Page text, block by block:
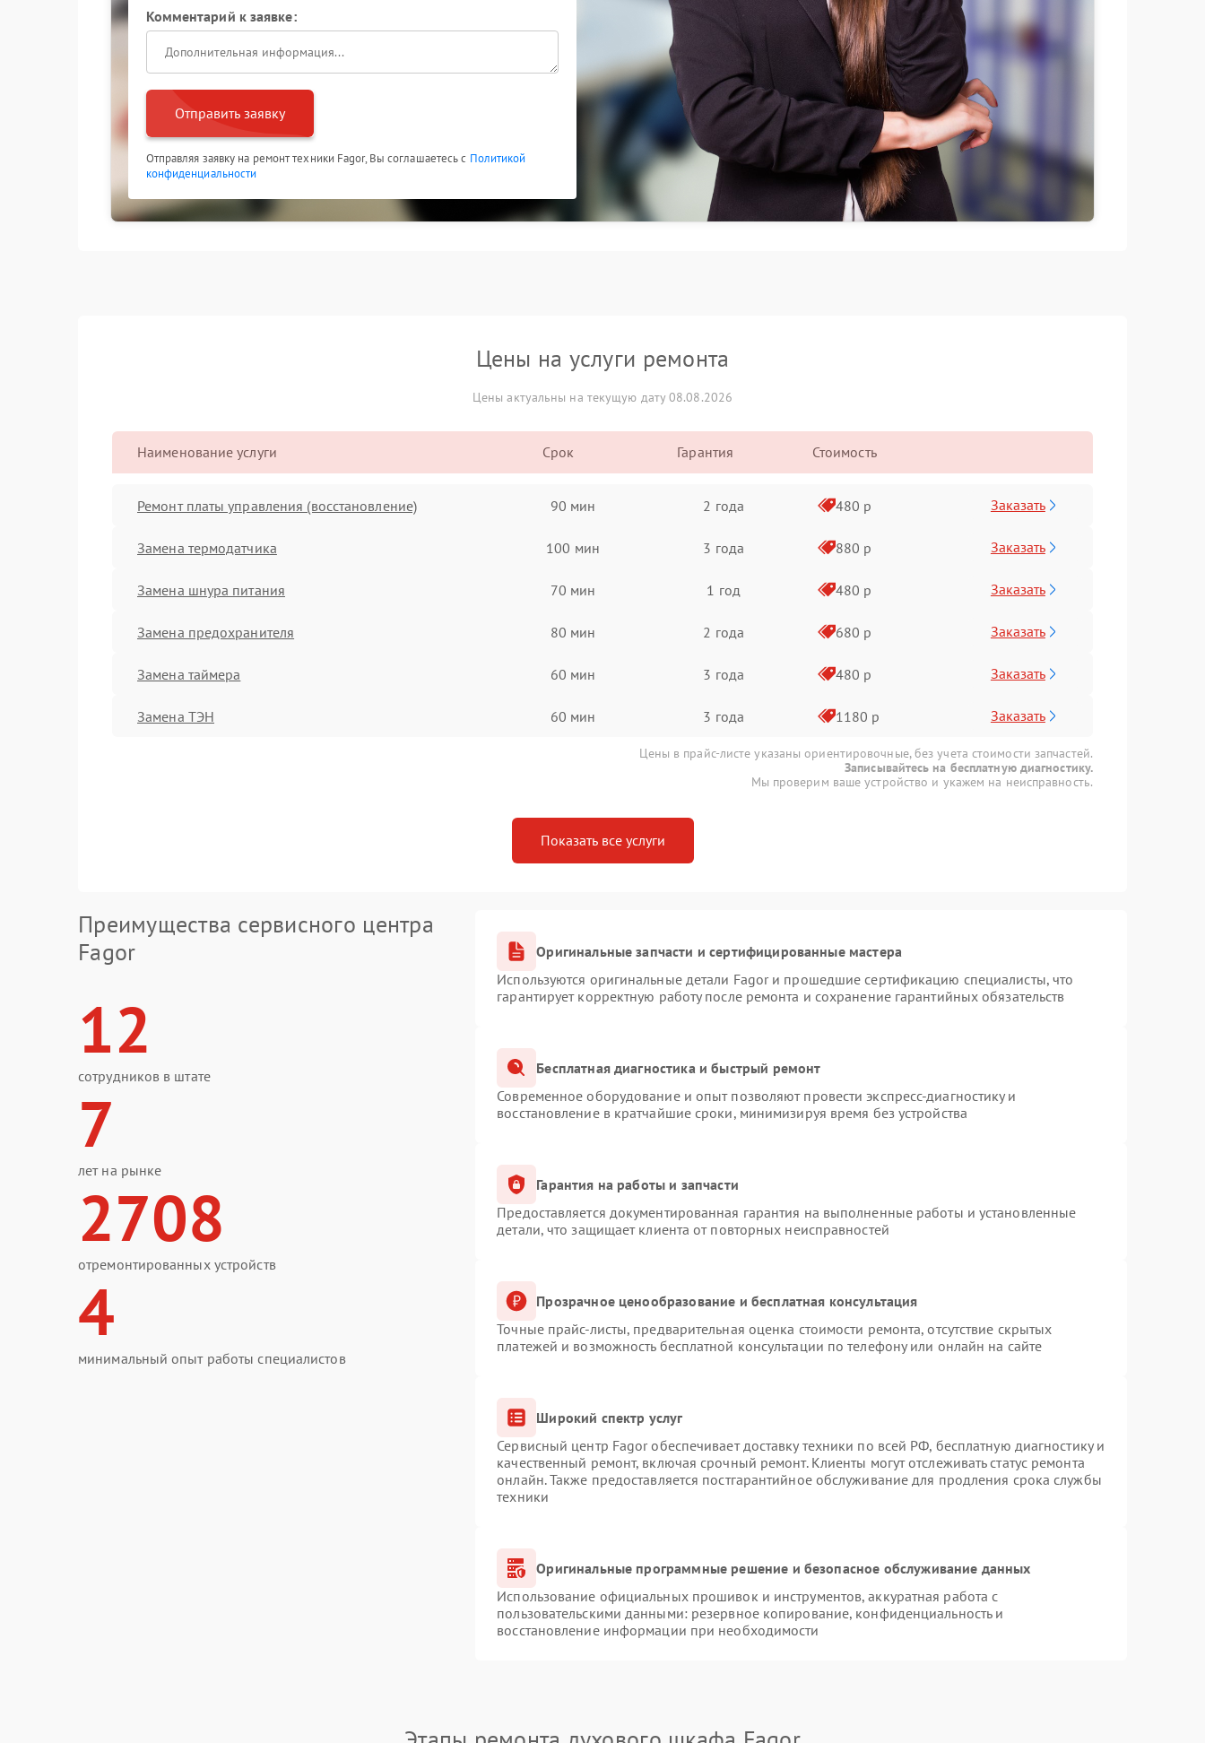
Комментарий к заявке:
Отправить заявку
Отправляя заявку на ремонт техники Fagor, Вы соглашаетесь с Политикой
конфиденциальности
Цены на услуги ремонта
Цены актуальны на текущую дату 08.08.2026
Наименование услуги Срок Гарантия Стоимость
Ремонт платы управления (восстановление) 90 мин 2 года 480 р Заказать
Замена термодатчика 100 мин 3 года 880 р Заказать
Замена шнура питания 70 мин 1 год 480 р Заказать
Замена предохранителя 80 мин 2 года 680 р Заказать
Замена таймера 60 мин 3 года 480 р Заказать
Замена ТЭН 60 мин 3 года 1180 р Заказать
Цены в прайс-листе указаны ориентировочные, без учета стоимости запчастей.
Записывайтесь на бесплатную диагностику.
Мы проверим ваше устройство и укажем на неисправность.
Показать все услуги
Преимущества сервисного центра
Fagor
12
сотрудников в штате
7
лет на рынке
2708
отремонтированных устройств
4
минимальный опыт работы специалистов
Оригинальные запчасти и сертифицированные мастера
Используются оригинальные детали Fagor и прошедшие сертификацию специалисты, что
гарантирует корректную работу после ремонта и сохранение гарантийных обязательств
Бесплатная диагностика и быстрый ремонт
Современное оборудование и опыт позволяют провести экспресс-диагностику и
восстановление в кратчайшие сроки, минимизируя время без устройства
Гарантия на работы и запчасти
Предоставляется документированная гарантия на выполненные работы и установленные
детали, что защищает клиента от повторных неисправностей
Прозрачное ценообразование и бесплатная консультация
Точные прайс-листы, предварительная оценка стоимости ремонта, отсутствие скрытых
платежей и возможность бесплатной консультации по телефону или онлайн на сайте
Широкий спектр услуг
Сервисный центр Fagor обеспечивает доставку техники по всей РФ, бесплатную диагностику и
качественный ремонт, включая срочный ремонт. Клиенты могут отслеживать статус ремонта
онлайн. Также предоставляется постгарантийное обслуживание для продления срока службы
техники
Оригинальные программные решение и безопасное обслуживание данных
Использование официальных прошивок и инструментов, аккуратная работа с
пользовательскими данными: резервное копирование, конфиденциальность и
восстановление информации при необходимости